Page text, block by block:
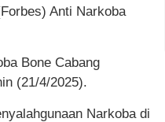
Anti Narkoba
Bone Cabang
(21/4/2025).
Narkoba di